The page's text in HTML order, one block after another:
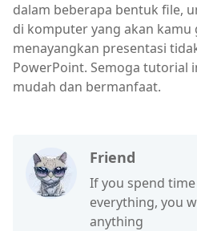
dalam beberapa bentuk file,
di komputer yang akan kamu
menayangkan presentasi
PowerPoint. Semoga tutorial
mudah dan bermanfaat.
Friend
If you spend
everything, you
anything